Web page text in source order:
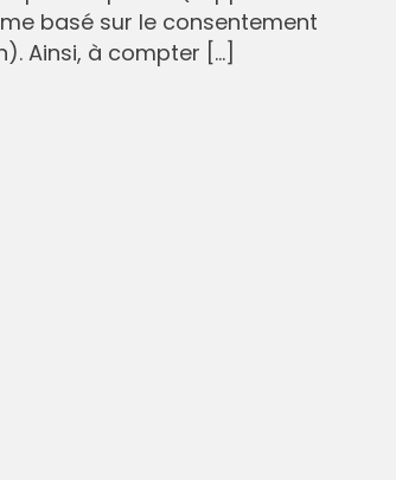
basé sur le consentement
Ainsi, à compter […]